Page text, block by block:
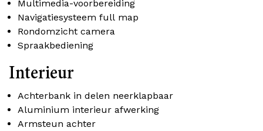
Multimedia-voorbereiding
Navigatiesysteem full map
Rondomzicht camera
Spraakbediening
Interieur
Achterbank in delen neerklapbaar
Aluminium interieur afwerking
Armsteun achter